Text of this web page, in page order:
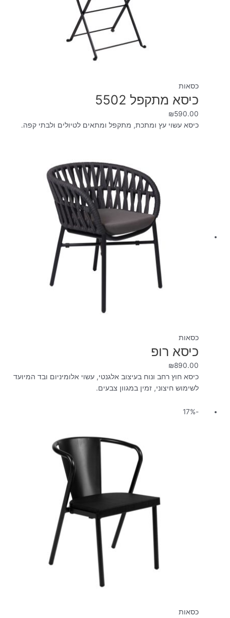
כסאות
כיסא מתקפל 5502
₪590.00
כיסא עשוי עץ ומתכת, מתקפל ומתאים לטיולים ולבתי קפה.
כסאות
כיסא רופ
₪890.00
כיסא חוץ רחב ונוח בעיצוב אלגנטי, עשוי אלומיניום ובד המיועד
לשימוש חיצוני, זמין במגוון צבעים.
-17%
כסאות
₪590.00.
₪490.00.